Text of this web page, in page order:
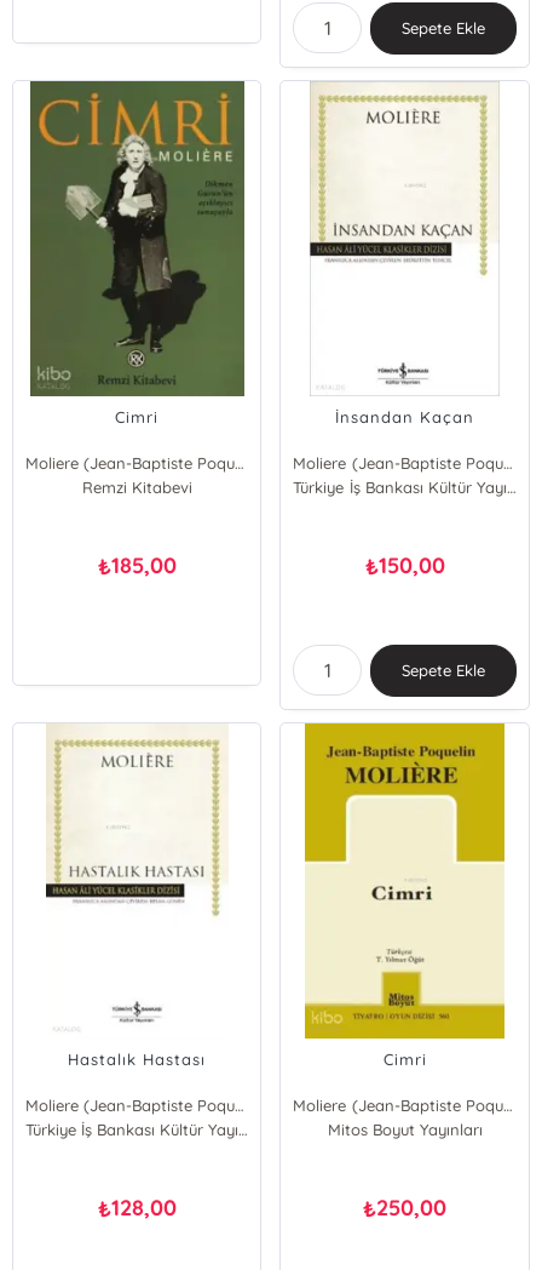
Sepete Ekle
Cimri
Moliere (Jean-Baptiste Poquelin)
Remzi Kitabevi
₺185,00
İnsandan Kaçan
Moliere (Jean-Baptiste Poquelin)
Türkiye İş Bankası Kültür Yayınları
₺150,00
Sepete Ekle
Hastalık Hastası
Moliere (Jean-Baptiste Poquelin)
Türkiye İş Bankası Kültür Yayınları
₺128,00
Cimri
Moliere (Jean-Baptiste Poquelin)
Mitos Boyut Yayınları
₺250,00